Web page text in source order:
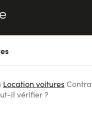
Location voitures
il vérifier ?